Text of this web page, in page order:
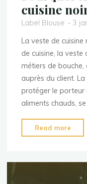
cuisine
Label Blouse
3
La veste de
de cuisine, la veste
métiers de bouche,
auprès du client.
protéger le porteur
aliments chauds,
Read more
de